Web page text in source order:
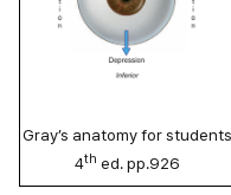
Gray’s anatomy for students
4th ed. pp.926